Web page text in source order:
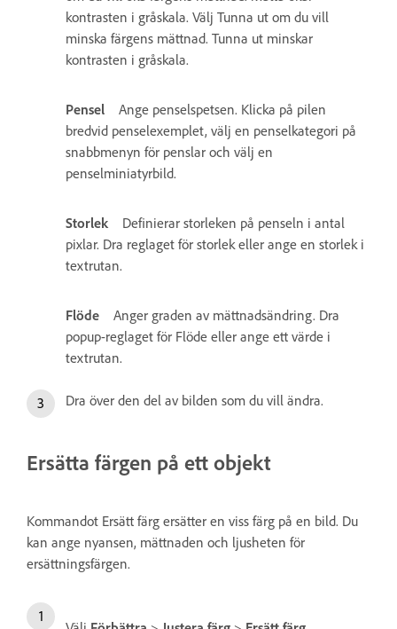
kontrasten i gråskala. Välj Tunna ut om du vill
minska färgens mättnad. Tunna ut minskar
kontrasten i gråskala.
Pensel
Ange penselspetsen. Klicka på pilen
bredvid penselexemplet, välj en penselkategori på
snabbmenyn för penslar och välj en
penselminiatyrbild.
Storlek
Definierar storleken på penseln i antal
pixlar. Dra reglaget för storlek eller ange en storlek i
textrutan.
Flöde
Anger graden av mättnadsändring. Dra
popup-reglaget för Flöde eller ange ett värde i
textrutan.
Dra över den del av bilden som du vill ändra.
Ersätta färgen på ett objekt
Kommandot Ersätt färg ersätter en viss färg på en bild. Du
kan ange nyansen, mättnaden och ljusheten för
ersättningsfärgen.